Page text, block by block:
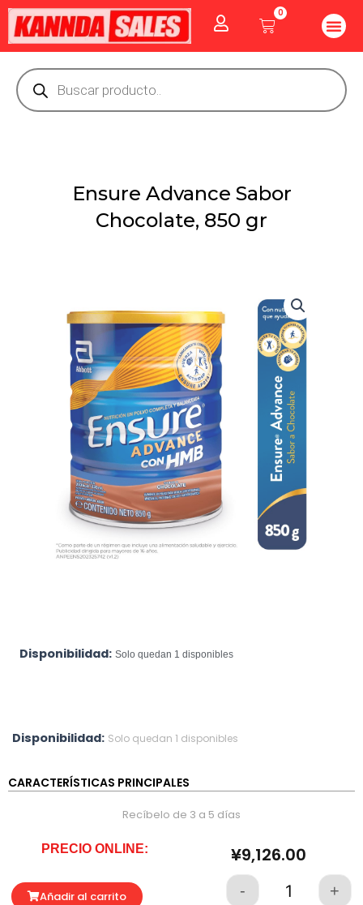
contenido
0
Cart
Búsqueda
de
productos
Ensure Advance Sabor
Chocolate, 850 gr
Disponibilidad: Solo quedan 1 disponibles
Disponibilidad: Solo quedan 1 disponibles
CARACTERÍSTICAS PRINCIPALES
Recíbelo de 3 a 5 días
PRECIO ONLINE: ¥9,126.00
Quantity
- +
Añadir al carrito